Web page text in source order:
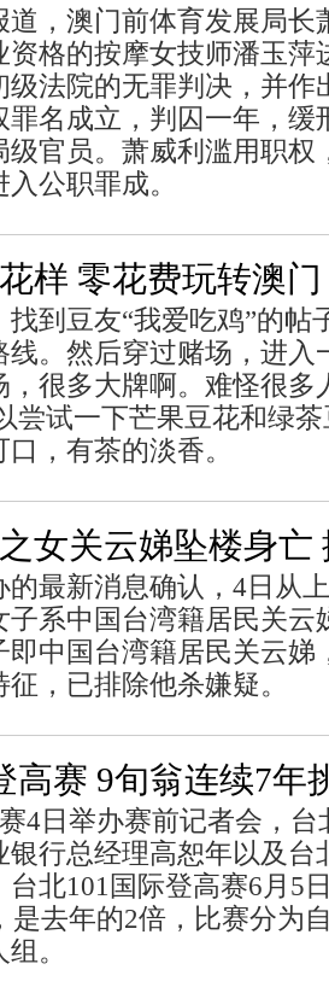
道，澳门前体育发展局长
资格的按摩女技师潘玉萍
级法院的无罪判决，并作
罪名成立，判囚一年，缓
级官员。萧威利滥用职权
公职罪成。
样 零花费玩转澳门
到豆友“我爱吃鸡”的帖
线。然后穿过赌场，进入
，很多大牌啊。难怪
尝试一下芒果豆花和绿
，有茶的淡香。
女关云娣坠楼身
的最新消息确认，4日从
子系中国台湾籍居民关云
即中国台湾籍居民关云娣
，已排除他杀嫌疑。
高赛 9旬翁连续7年
4日举办赛前记者会，台
银行总经理高恕年以及台
台北101国际登高赛6月5
是去年的2倍，比赛分为
。